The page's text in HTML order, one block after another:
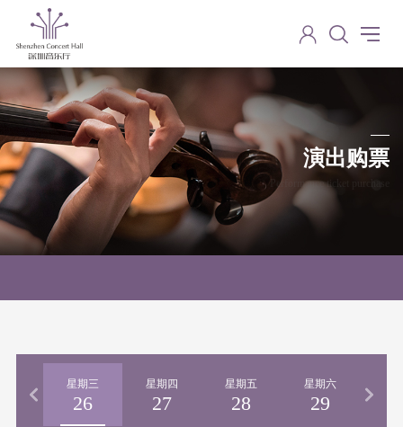
演出购票
Performance ticket purchase
星期三
26
星期四
27
星期五
28
星期六
29